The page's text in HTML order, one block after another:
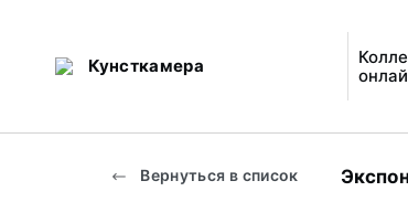
Кунсткамера
Вернуться в список